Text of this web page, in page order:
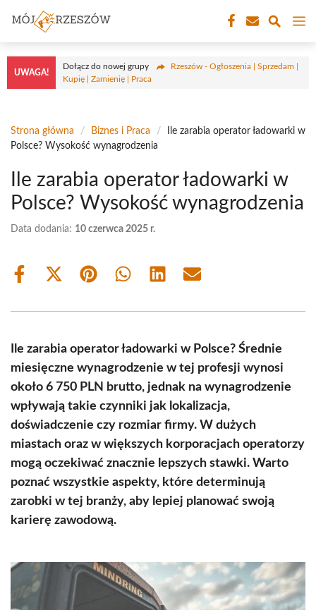
treści
UWAGA!
Dołącz do nowej grupy
Rzeszów - Ogłoszenia | Sprzedam |
Kupię | Zamienię | Praca
Strona główna / Biznes i Praca /
Ile zarabia operator ładowarki w
Polsce? Wysokość wynagrodzenia
Ile zarabia operator ładowarki w
Polsce? Wysokość wynagrodzenia
Data dodania: 10 czerwca 2025 r.
Share
Share
(Twitter)
Share Share Share Share
Ile zarabia operator ładowarki w Polsce? Średnie
miesięczne wynagrodzenie w tej profesji wynosi
około 6 750 PLN brutto, jednak na wynagrodzenie
wpływają takie czynniki jak lokalizacja,
doświadczenie czy rozmiar firmy. W dużych
miastach oraz w większych korporacjach operatorzy
mogą oczekiwać znacznie lepszych stawki. Warto
poznać wszystkie aspekty, które determinują
zarobki w tej branży, aby lepiej planować swoją
karierę zawodową.